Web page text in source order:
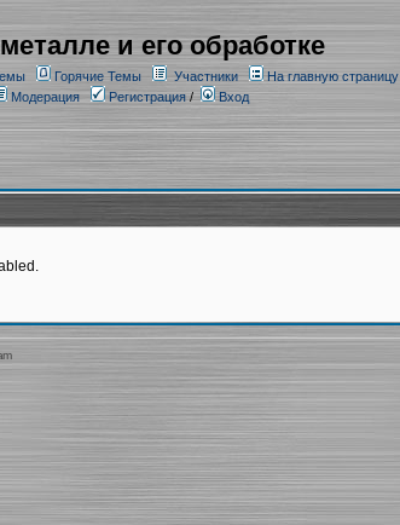
и его обработке
Горячие Темы Участники
На главную страницу
Модерация
Регистрация/ Вход